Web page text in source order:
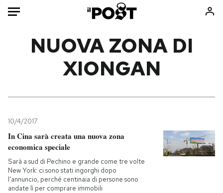
Mondo
Tecnologia
Internet
Cultura
Economia
Libri
Ok Boomer!
Altrecose
NUOVA ZONA DI
XIONGAN
10/4/2017
In Cina sarà creata una nuova zona
economica speciale
Sarà a sud di Pechino e grande come tre volte
New York: ci sono stati ingorghi dopo
l'annuncio, perché centinaia di persone sono
andate lì per comprare immobili